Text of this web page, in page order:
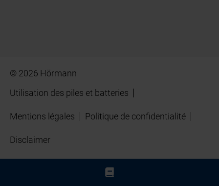
© 2026 Hörmann
Utilisation des piles et batteries
Mentions légales Politique de confidentialité
Disclaimer